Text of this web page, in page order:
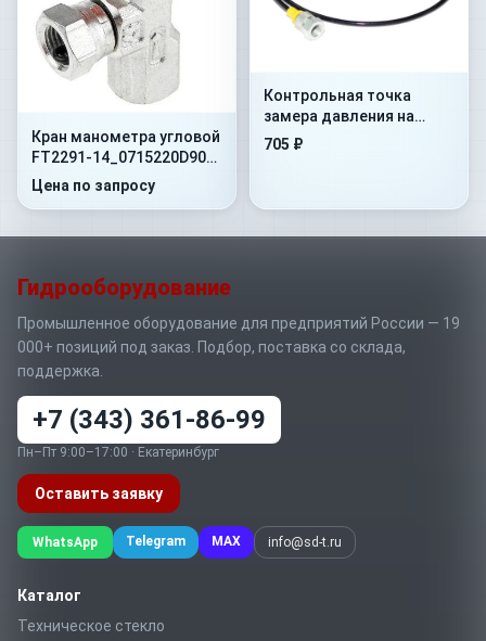
Кран манометра угловой
FT2291-14_0715220D90
400 Бар 1/4"NPT -60
Цена по запросу
Контрольная точка
замера давления на
гибком шланге Flex.
705 ₽
Гидрооборудование
Промышленное оборудование для предприятий России — 19
000+ позиций под заказ. Подбор, поставка со склада,
поддержка.
+7 (343) 361-86-99
Пн–Пт 9:00–17:00 · Екатеринбург
Оставить заявку
WhatsApp Telegram MAX info@sd-t.ru
Каталог
Техническое стекло